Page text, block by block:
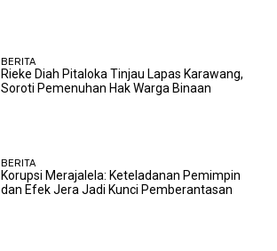
BERITA
Rieke Diah Pitaloka Tinjau Lapas Karawang,
Soroti Pemenuhan Hak Warga Binaan
BERITA
Korupsi Merajalela: Keteladanan Pemimpin
dan Efek Jera Jadi Kunci Pemberantasan